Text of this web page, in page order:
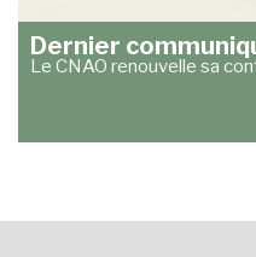
Dernier
Le CNAO renouvelle sa